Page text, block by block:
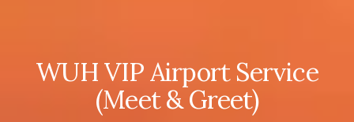
WUH VIP Airport Service
(Meet & Greet)